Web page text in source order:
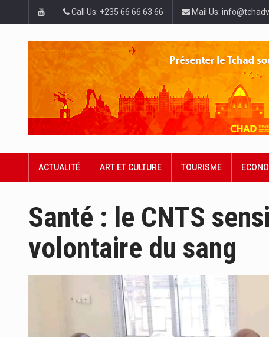
Call Us: +235 66 66 63 66 Mail Us:
ACTUALITÉ ART ET CULTURE TOURISME
Santé : le CNTS
volontaire du sang